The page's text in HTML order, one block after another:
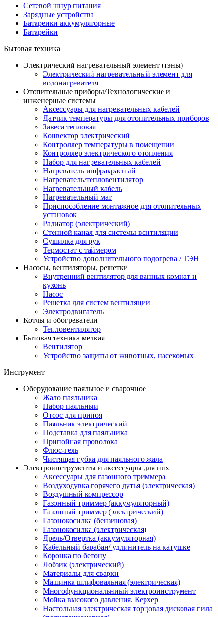
Сетевой шнур питания
Зарядные устройства
Батарейки аккумуляторные
Батарейки
Бытовая техника
Электрический нагревательный элемент (тэны)
Электрический нагревательный элемент для
водонагревателя
Отопительные приборы/Технологические и
инженерные системы
Аксессуары для нагревательных кабелей
Датчик температуры для отопительных приборов
Завеса тепловая
Конвектор электрический
Контроллер температуры в помещении
Контроллер электрического отопления
Набор для нагревательных кабелей
Нагреватель инфракрасный
Нагреватель/тепловентилятор
Нагревательный кабель
Нагревательный мат
Приспособление монтажное для отопительных
установок
Радиатор (электрический)
Стенной канал для системы вентиляции
Сушилка для рук
Термостат с таймером
Устройство дополнительного подогрева / ТЭН
Насосы, вентиляторы, решетки
Внутренний вентилятор для ванных комнат и
кухонь
Насос
Решетка для систем вентиляции
Электродвигатель
Котлы и обогреватели
Тепловентилятор
Бытовая техника мелкая
Вентилятор
Устройство защиты от животных, насекомых
Инструмент
Оборудование паяльное и сварочное
Жало паяльника
Набор паяльный
Отсос для припоя
Паяльник электрический
Подставка для паяльника
Припойная проволока
Флюс-гель
Чистящая губка для паяльного жала
Электроинструменты и аксессуары для них
Аксессуары для газонного триммера
Воздуходувка горячего дутья (электрическая)
Воздушный компрессор
Газонный триммер (аккумуляторный)
Газонный триммер (электрический)
Газонокосилка (бензиновая)
Газонокосилка (электрическая)
Дрель/Отвертка (аккумуляторная)
Кабельный барабан/ удлинитель на катушке
Коронка по бетону
Лобзик (электрический)
Материалы для сварки
Машинка шлифовальная (электрическая)
Многофункциональниый электроинструмент
Мойка высокого давления. Керхер
Настольная электрическая торцовая дисковая пила